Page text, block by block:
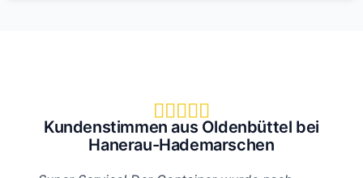
    
Kundenstimmen aus Oldenbüttel bei
Hanerau-Hademarschen